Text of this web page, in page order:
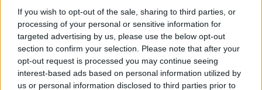
If you wish to opt-out of the sale, sharing to third parties, or
processing of your personal or sensitive information for
targeted advertising by us, please use the below opt-out
section to confirm your selection. Please note that after your
opt-out request is processed you may continue seeing
interest-based ads based on personal information utilized by
us or personal information disclosed to third parties prior to
συμπλήρωση τριών ακαδημαϊκών ετών. Η θητεία των
επισκεπτών ερευνητών μπορεί να ορίζεται σε
ημερολογιακά έτη. Με την απόψαση επιλογής του κάθε
επισκέπτη καθηγητή ή επισκέπτη ερευνητή θα
καθορίζεται εάν η απασχόληση του είναι αποκλειστική ή
μη αποκλειστική. Η θητεία του μπορεί να ανανεωθεί για